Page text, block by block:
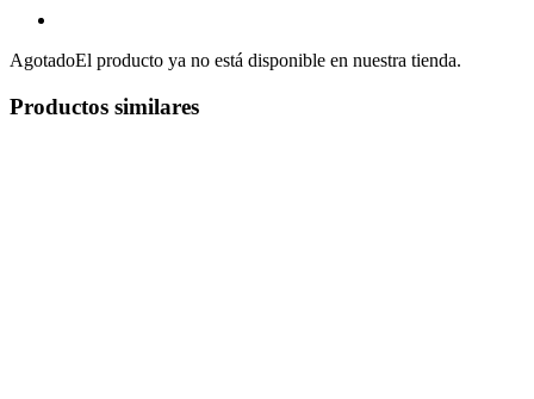
AgotadoEl producto ya no está disponible en nuestra tienda.
Productos similares